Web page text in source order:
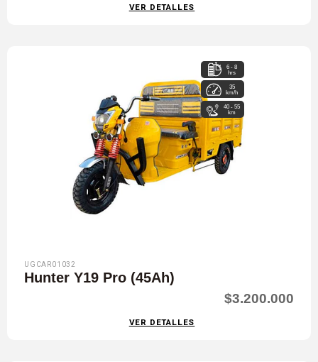
VER DETALLES
6 - 8
hrs
35
km/h
40 - 55
km
UGCAR01032
Hunter Y19 Pro (45Ah)
$3.200.000
VER DETALLES